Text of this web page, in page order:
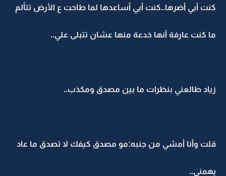
كنت أبي أضرها..كنت أبي أساعدها لما طاحت ع الأرض تتألم
ما كنت عارفة أنها خدعة منها عشان تتبلى علي..
زياد طالعني بنظرات ما بين مصدق ومكذب..
قلت وأنا أمشي من جنبه:مو مصدق كيفك لا تصدق ما عاد
يهمني..